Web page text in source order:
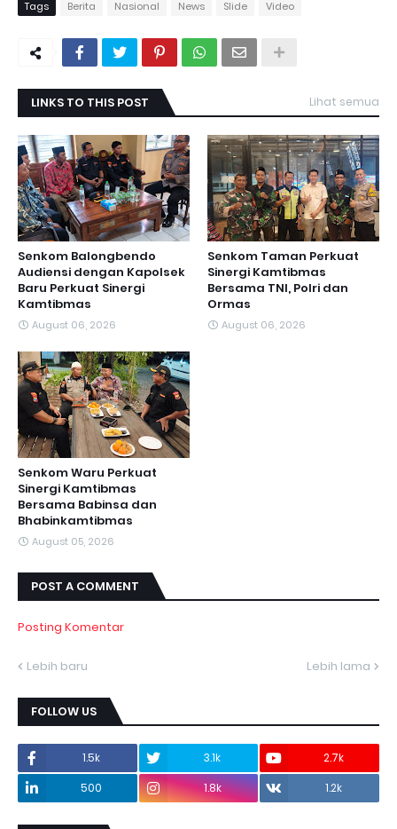
Tags Berita Nasional News Slide Video
LINKS TO THIS POST Lihat semua
Senkom Balongbendo
Audiensi dengan Kapolsek
Baru Perkuat Sinergi
Kamtibmas
August 06, 2026
Senkom Taman Perkuat
Sinergi Kamtibmas
Bersama TNI, Polri dan
Ormas
August 06, 2026
Senkom Waru Perkuat
Sinergi Kamtibmas
Bersama Babinsa dan
Bhabinkamtibmas
August 05, 2026
POST A COMMENT
Posting Komentar
Lebih baru Lebih lama
FOLLOW US
1.5k 3.1k
2.7k
500
1.8k 1.2k